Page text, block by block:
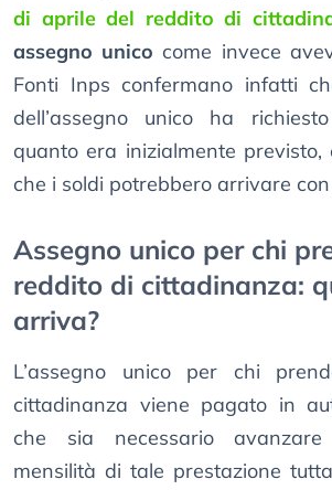
di aprile del reddito di
assegno unico come invece
Fonti Inps confermano infatti
dell’assegno unico ha
quanto era inizialmente
che i soldi potrebbero arrivare
Assegno unico per chi
reddito di cittadinanza:
arriva?
L’assegno unico per chi
cittadinanza viene pagato in
che sia necessario
mensilità di tale prestazione